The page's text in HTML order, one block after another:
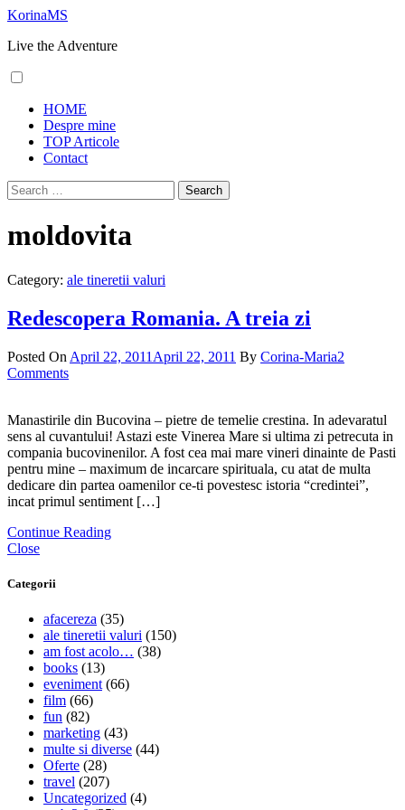
Skip
content
KorinaMS
Live the Adventure
Menu
HOME
Despre mine
TOP Articole
Contact
Search
for:
moldovita
Category: ale tineretii valuri
Redescopera Romania. A treia zi
Posted On April 22, 2011 April 22, 2011 By Corina-Maria2
Comments
Manastirile din Bucovina – pietre de temelie crestina. In adevaratul
sens al cuvantului! Astazi este Vinerea Mare si ultima zi petrecuta in
compania bucovinenilor. A fost cea mai mare vineri dinainte de Pasti
pentru mine – maximum de incarcare spirituala, cu atat de multa
dedicare din partea oamenilor ce-ti povestesc istoria “credintei”,
incat primul sentiment […]
Continue Reading
Close
Categorii
afacereza (35)
ale tineretii valuri (150)
am fost acolo… (38)
books (13)
eveniment (66)
film (66)
fun (82)
marketing (43)
multe si diverse (44)
Oferte (28)
travel (207)
Uncategorized (4)